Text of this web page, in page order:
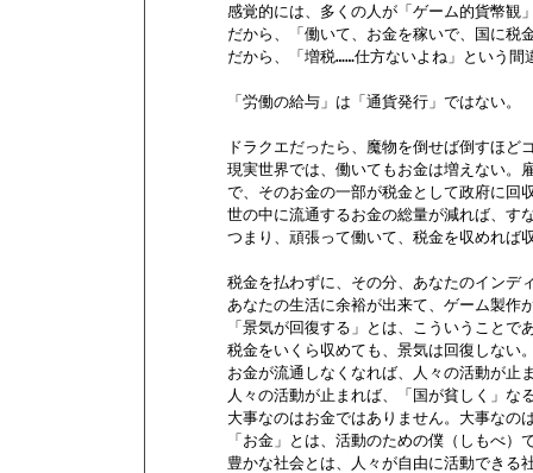
感覚的には、多くの人が「ゲーム的貨幣観
だから、「働いて、お金を稼いで、国に税
だから、「増税……仕方ないよね」という間
        「労働の給与」は「通貨発行」ではない。
ドラクエだったら、魔物を倒せば倒すほど
現実世界では、働いてもお金は増えない。
で、そのお金の一部が税金として政府に回
世の中に流通するお金の総量が減れば、す
つまり、頑張って働いて、税金を収めれば
税金を払わずに、その分、あなたのインデ
あなたの生活に余裕が出来て、ゲーム製作
「景気が回復する」とは、こういうことで
税金をいくら収めても、景気は回復しない
お金が流通しなくなれば、人々の活動が止
人々の活動が止まれば、「国が貧しく」な
大事なのはお金ではありません。大事なの
「お金」とは、活動のための僕（しもべ）
豊かな社会とは、人々が自由に活動できる